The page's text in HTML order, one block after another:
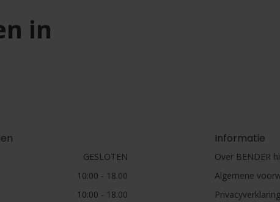
in
GESLOTEN
10:00 - 18.00
10:00 - 18.00
Informatie
Over BENDER
Algemene
Privacyverklaring